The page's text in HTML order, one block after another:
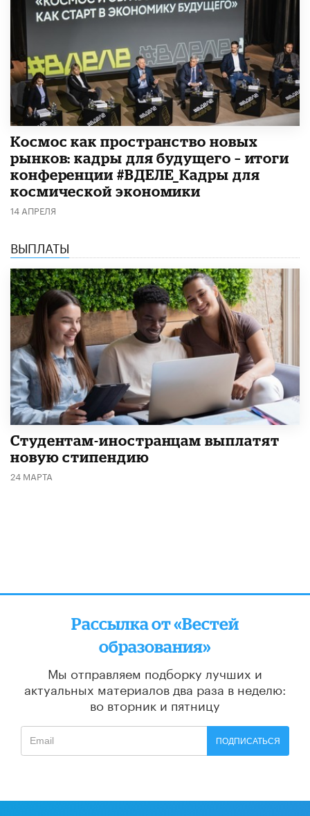
Космос как пространство новых
рынков: кадры для будущего – итоги
конференции #ВДЕЛЕ_Кадры для
космической экономики
14 АПРЕЛЯ
ВЫПЛАТЫ
Студентам-иностранцам выплатят
новую стипендию
24 МАРТА
Рассылка от «Вестей
образования»
Мы отправляем подборку лучших и
актуальных материалов два раза в неделю:
во вторник и пятницу
ПОДПИСАТЬСЯ